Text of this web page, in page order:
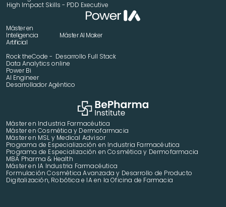
High Impact Skills - PDD Executive
Máster en
Inteligencia
Artificial
Máster AI Maker
Rock theCode -  Desarrollo Full Stack
Data Analytics online
Power Bi
AI Engineer
Desarrollador Agéntico
Máster en Industria Farmacéutica
Máster en Cosmética y Dermofarmacia
Máster en MSL y Medical Advisor
Programa de Especialización en Industria Farmacéutica
Programa de Especialización en Cosmética y Dermofarmacia
MBA Pharma & Health
Máster en IA Industria Farmacéutica
Formulación Cosmética Avanzada y Desarrollo de Producto
Digitalización, Robótica e IA en la Oficina de Farmacia